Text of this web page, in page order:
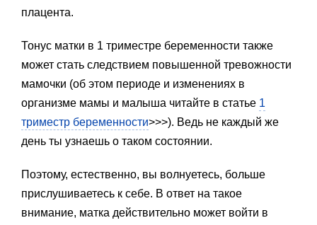
плацента.
Тонус матки в 1 триместре беременности также
может стать следствием повышенной тревожности
мамочки (об этом периоде и изменениях в
организме мамы и малыша читайте в статье 1
триместр беременности>>>). Ведь не каждый же
день ты узнаешь о таком состоянии.
Поэтому, естественно, вы волнуетесь, больше
прислушиваетесь к себе. В ответ на такое
внимание, матка действительно может войти в